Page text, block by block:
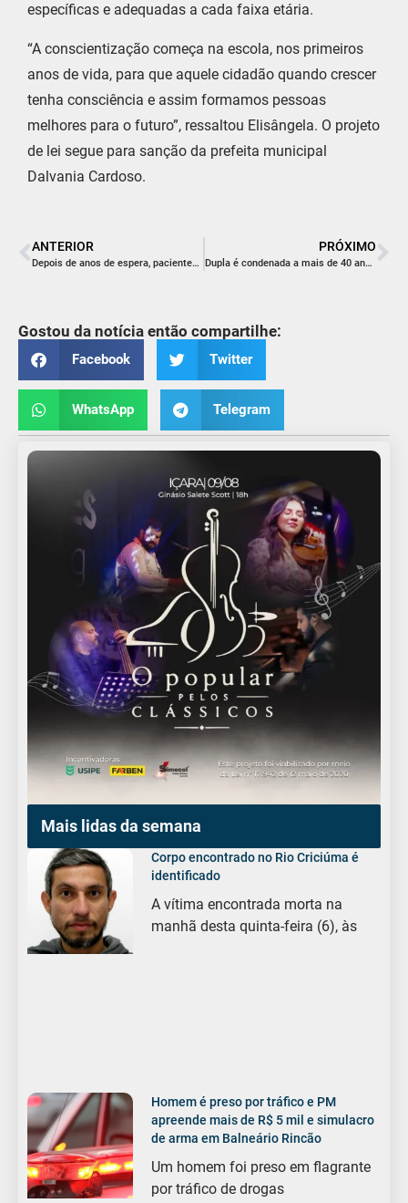
específicas e adequadas a cada faixa etária.
“A conscientização começa na escola, nos primeiros
anos de vida, para que aquele cidadão quando crescer
tenha consciência e assim formamos pessoas
melhores para o futuro”, ressaltou Elisângela. O projeto
de lei segue para sanção da prefeita municipal
Dalvania Cardoso.
ANTERIOR
Depois de anos de espera, pacientes reencontram a esperança em mutirão ortopédico no Hospital São José
PRÓXIMO
Dupla é condenada a mais de 40 anos de prisão por latrocínio no Sul do Estado
Gostou da notícia então compartilhe:
Facebook Twitter
WhatsApp Telegram
Mais lidas da semana
Corpo encontrado no Rio Criciúma é
identificado
A vítima encontrada morta na
manhã desta quinta-feira (6), às
Homem é preso por tráfico e PM
apreende mais de R$ 5 mil e simulacro
de arma em Balneário Rincão
Um homem foi preso em flagrante
por tráfico de drogas